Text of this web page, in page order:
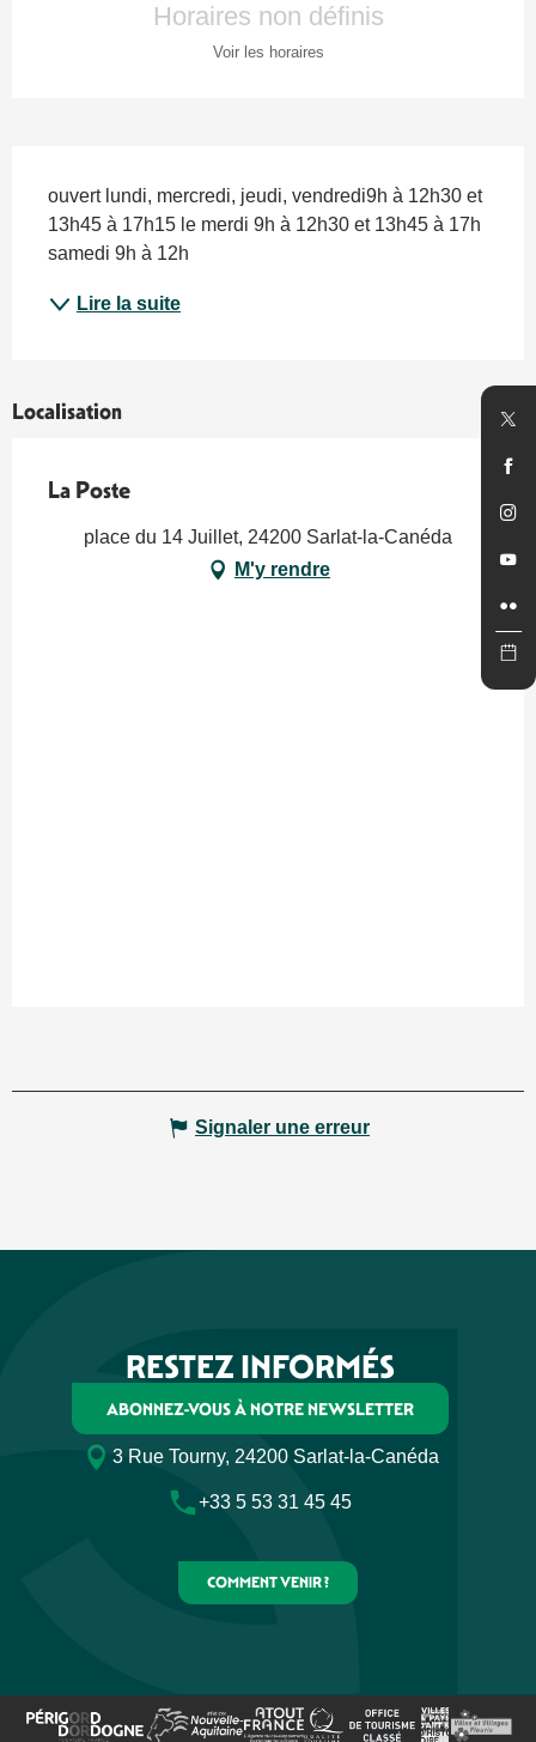
Horaires non définis
Voir les horaires
ouvert lundi, mercredi, jeudi, vendredi9h à 12h30 et
13h45 à 17h15 le merdi 9h à 12h30 et 13h45 à 17h
samedi 9h à 12h
Lire la suite
Localisation
La Poste
place du 14 Juillet, 24200 Sarlat-la-Canéda
M'y rendre
Signaler une erreur
RESTEZ INFORMÉS
ABONNEZ-VOUS À NOTRE NEWSLETTER
3 Rue Tourny, 24200 Sarlat-la-Canéda
+33 5 53 31 45 45
COMMENT VENIR ?